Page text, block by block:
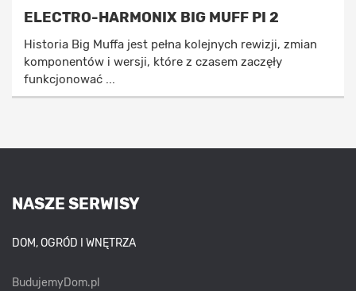
ELECTRO-HARMONIX BIG MUFF PI 2
Historia Big Muffa jest pełna kolejnych rewizji, zmian
komponentów i wersji, które z czasem zaczęły
funkcjonować ...
NASZE SERWISY
DOM, OGRÓD I WNĘTRZA
BudujemyDom.pl